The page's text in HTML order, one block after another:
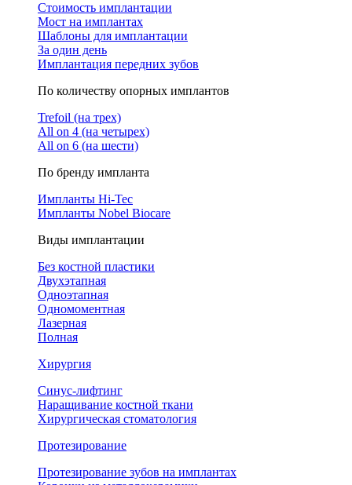
Стоимость имплантации
Мост на имплантах
Шаблоны для имплантации
За один день
Имплантация передних зубов
По количеству опорных имплантов
Trefoil (на трех)
All on 4 (на четырех)
All on 6 (на шести)
По бренду импланта
Импланты Hi-Tec
Импланты Nobel Biocare
Виды имплантации
Без костной пластики
Двухэтапная
Одноэтапная
Одномоментная
Лазерная
Полная
Хирургия
Синус-лифтинг
Наращивание костной ткани
Хирургическая стоматология
Протезирование
Протезирование зубов на имплантах